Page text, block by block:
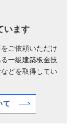
います
ご依頼いただけ
一級建築板金技
どを取得してい
て